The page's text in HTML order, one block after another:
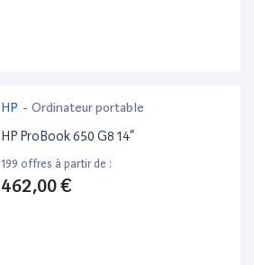
HP - Ordinateur portable
HP ProBook 650 G8 14”
199 offres à partir de :
462,00 €